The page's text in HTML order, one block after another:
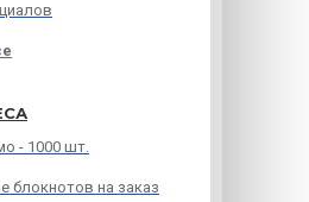
- 1000 шт.
блокнотов на заказ